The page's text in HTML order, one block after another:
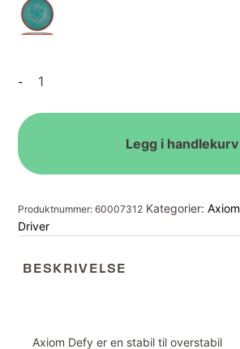
-
Defy
Legg i handlekurv
Produktnummer:60007312 Kategorier:Axiom
Driver
BESKRIVELSE
Axiom Defy er en stabil til overstabil